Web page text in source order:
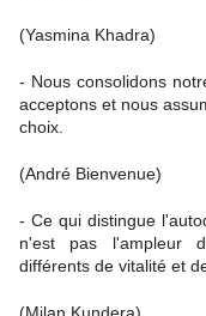
(Yasmina Khadra)
- Nous consolidons
acceptons et nous
choix.
(André Bienvenue)
- Ce qui distingue
n'est pas l'ampleur
différents de vitalité et